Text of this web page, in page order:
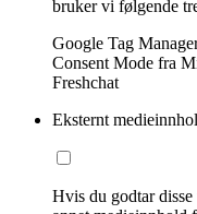
bruker vi følgende
Google Tag
Consent Mode fra
Freshchat
Eksternt
Hvis du godtar